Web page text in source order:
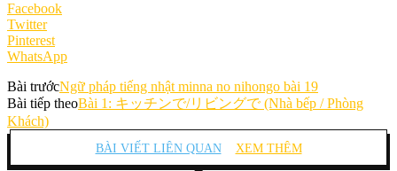
Facebook
Twitter
Pinterest
WhatsApp
Bài trướcNgữ pháp tiếng nhật minna no nihongo bài 19
Bài tiếp theoBài 1: キッチンで/リビングで (Nhà bếp / Phòng
Khách)
BÀI VIẾT LIÊN QUAN XEM THÊM